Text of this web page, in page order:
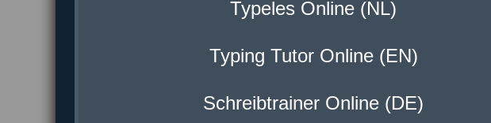
Typeles Online (NL)
Typing Tutor Online (EN)
Schreibtrainer Online (DE)